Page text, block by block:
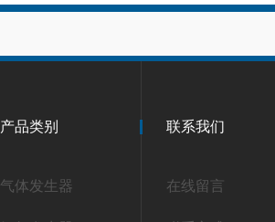
产品类别
气体发生器
联系我们
在线留言